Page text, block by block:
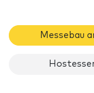
Messebau